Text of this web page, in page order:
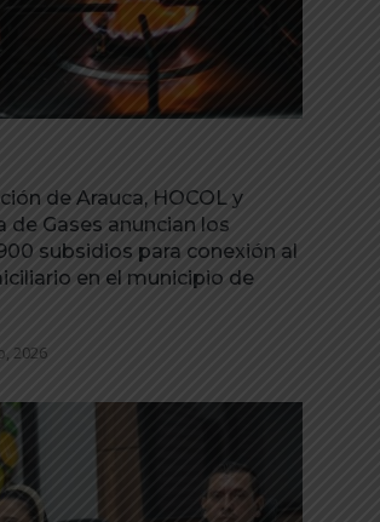
de Arauca, HOCOL y
de Gases anuncian los
subsidios para conexión al
en el municipio de
2026